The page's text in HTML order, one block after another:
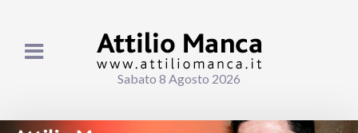
Sabato 8 Agosto 2026